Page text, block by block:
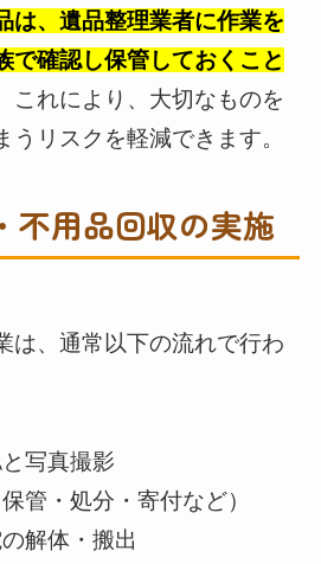
は、遺品整理業者に作業を
で確認し保管しておくこと
これにより、大切なものを
うリスクを軽減できます。
不用品回収の実施
は、通常以下の流れで行わ
写真撮影
管・処分・寄付など）
解体・搬出